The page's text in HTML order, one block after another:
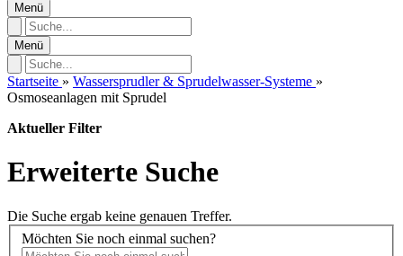
Menü
Menü
Startseite » Wassersprudler & Sprudelwasser‑Systeme »
Osmoseanlagen mit Sprudel
Aktueller Filter
Erweiterte Suche
Die Suche ergab keine genauen Treffer.
Möchten Sie noch einmal suchen?